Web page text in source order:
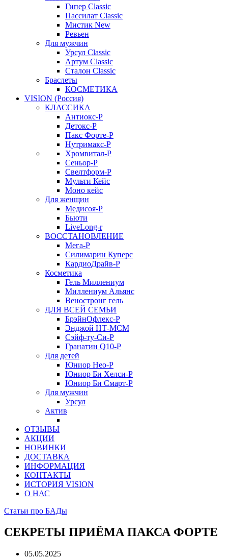
Гипер Classic
Пассилат Classic
Мистик New
Ревьен
Для мужчин
Урсул Classic
Артум Classic
Сталон Classic
Браслеты
КОСМЕТИКА
VISION (Россия)
КЛАССИКА
Антиокс-Р
Детокс-Р
Пакс Форте-Р
Нутримакс-Р
Хромвитал-Р
Сеньор-Р
Свелтформ-Р
Мульти Кейс
Моно кейс
Для женщин
Медисоя-Р
Бьюти
LiveLong-r
ВОССТАНОВЛЕНИЕ
Мега-Р
Силимарин Куперс
КардиоДрайв-Р
Косметика
Гель Миллениум
Миллениум Альянс
Веностронг гель
ДЛЯ ВСЕЙ СЕМЬИ
БрэйнОфлекс-Р
Энджой НТ-МСМ
Сэйф-ту-Си-Р
Гранатин Q10-Р
Для детей
Юниор Нео-Р
Юниор Би Хелси-Р
Юниор Би Смарт-Р
Для мужчин
Урсул
Актив
ОТЗЫВЫ
АКЦИИ
НОВИНКИ
ДОСТАВКА
ИНФОРМАЦИЯ
КОНТАКТЫ
ИСТОРИЯ VISION
О НАС
Статьи про БАДы
СЕКРЕТЫ ПРИЁМА ПАКСА ФОРТЕ
05.05.2025